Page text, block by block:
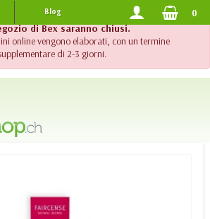
20 agosto 2026, l'assistenza telefonica
di Bex saranno chiusi.
online vengono elaborati, con un termine
di 2-3 giorni.
SPEDIZIONE GRATUITADA 120.-
Blog 0